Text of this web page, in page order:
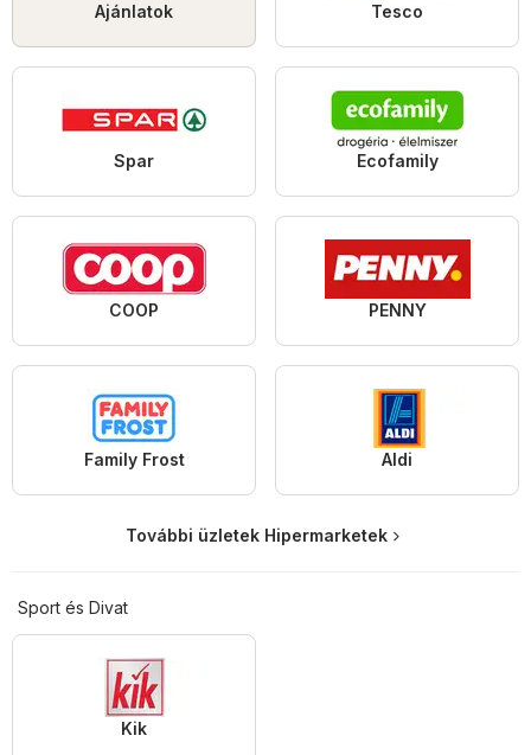
Ajánlatok Tesco
Spar Ecofamily
COOP PENNY
Family Frost Aldi
További üzletek Hipermarketek
Sport és Divat
Kik